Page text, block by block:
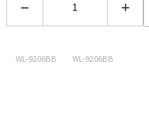
WL-9206BB WL-9206BB